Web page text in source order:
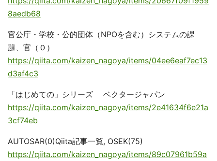
8aedb68
官公庁・学校・公的団体（NPOを含む）システムの課
題、官（０）
https://qiita.com/kaizen_nagoya/items/04ee6eaf7ec13
d3af4c3
「はじめての」シリーズ ベクタージャパン
https://qiita.com/kaizen_nagoya/items/2e41634f6e21a
3cf74eb
AUTOSAR(0)Qiita記事一覧, OSEK(75)
https://qiita.com/kaizen_nagoya/items/89c07961b59a